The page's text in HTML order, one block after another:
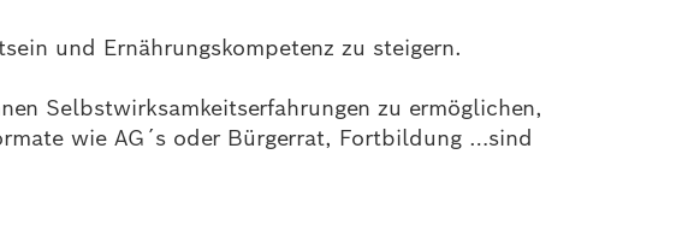
und Ernährungskompetenz zu steigern.
Selbstwirksamkeitserfahrungen zu ermöglichen,
wie AG´s oder Bürgerrat, Fortbildung …sind